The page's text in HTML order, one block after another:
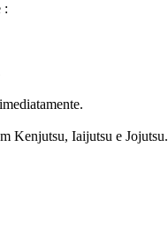
:
Kenjutsu, Iaijutsu e Jojutsu.